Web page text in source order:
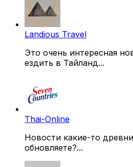
Landious Travel
Это очень интересная
ездить в Тайланд...
Thai-Online
Новости какие-то
обновляете?...